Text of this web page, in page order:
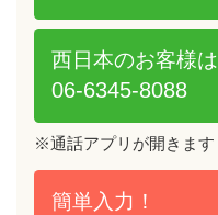
西日本のお客様は
06-6345-8088
簡単入力！
※通話アプリが開きます